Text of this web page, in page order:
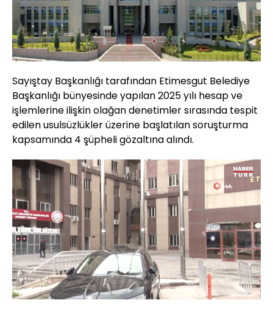
Sayıştay Başkanlığı tarafından Etimesgut Belediye
Başkanlığı bünyesinde yapılan 2025 yılı hesap ve
işlemlerine ilişkin olağan denetimler sırasında tespit
edilen usulsüzlükler üzerine başlatılan soruşturma
kapsamında 4 şüpheli gözaltına alındı.
Sesi
Aç
480
Yüklendi:
39.19%
Oynatma
Hızı